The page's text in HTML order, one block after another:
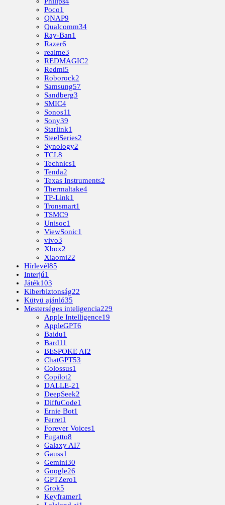
Poco1
QNAP9
Qualcomm34
Ray-Ban1
Razer6
realme3
REDMAGIC2
Redmi5
Roborock2
Samsung57
Sandberg3
SMIC4
Sonos11
Sony39
Starlink1
SteelSeries2
Synology2
TCL8
Technics1
Tenda2
Texas Instruments2
Thermaltake4
TP-Link1
Tronsmart1
TSMC9
Unisoc1
ViewSonic1
vivo3
Xbox2
Xiaomi22
Hírlevél85
Interjú1
Játék103
Kiberbiztonság22
Kütyü ajánló35
Mesterséges inteligencia229
Apple Intelligence19
AppleGPT6
Baidu1
Bard11
BESPOKE AI2
ChatGPT53
Colossus1
Copilot2
DALLE-21
DeepSeek2
DiffuCode1
Ernie Bot1
Ferret1
Forever Voices1
Fugatto8
Galaxy AI7
Gauss1
Gemini30
Google26
GPTZero1
Grok5
Keyframer1